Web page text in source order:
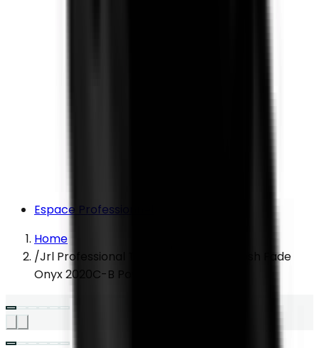
Espace Professionnel
Home
/Jrl Professional Tondeuse Sans Fil Fresh Fade
Onyx 2020C-B Pour Cheveux